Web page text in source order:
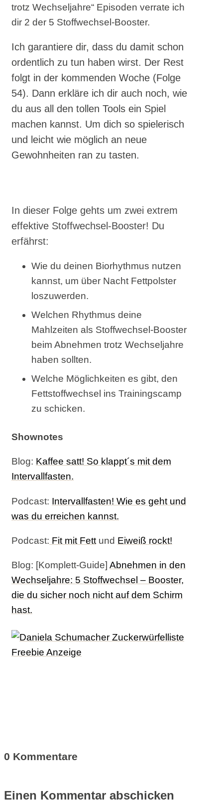
trotz Wechseljahre“ Episoden verrate ich
dir 2 der 5 Stoffwechsel-Booster.
Ich garantiere dir, dass du damit schon
ordentlich zu tun haben wirst. Der Rest
folgt in der kommenden Woche (Folge
54). Dann erkläre ich dir auch noch, wie
du aus all den tollen Tools ein Spiel
machen kannst. Um dich so spielerisch
und leicht wie möglich an neue
Gewohnheiten ran zu tasten.
In dieser Folge gehts um zwei extrem
effektive Stoffwechsel-Booster! Du
erfährst:
Wie du deinen Biorhythmus nutzen
kannst, um über Nacht Fettpolster
loszuwerden.
Welchen Rhythmus deine
Mahlzeiten als Stoffwechsel-Booster
beim Abnehmen trotz Wechseljahre
haben sollten.
Welche Möglichkeiten es gibt, den
Fettstoffwechsel ins Trainingscamp
zu schicken.
Shownotes
Blog: Kaffee satt! So klappt´s mit dem
Intervallfasten.
Podcast: Intervallfasten! Wie es geht und
was du erreichen kannst.
Podcast: Fit mit Fett und Eiweiß rockt!
Blog: [Komplett-Guide] Abnehmen in den
Wechseljahre: 5 Stoffwechsel – Booster,
die du sicher noch nicht auf dem Schirm
hast.
0 Kommentare
Einen Kommentar abschicken